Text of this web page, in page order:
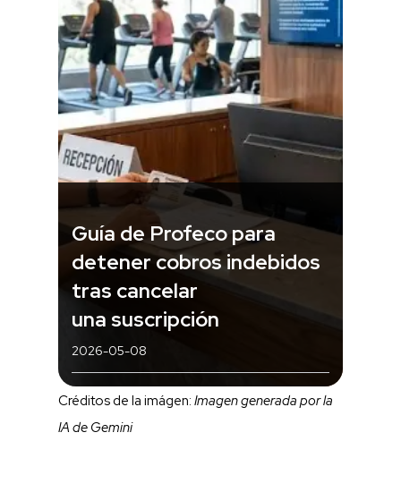
Guía de Profeco para
detener cobros indebidos
tras cancelar
una suscripción
2026-05-08
Créditos de la imágen: Imagen generada por la
IA de Gemini